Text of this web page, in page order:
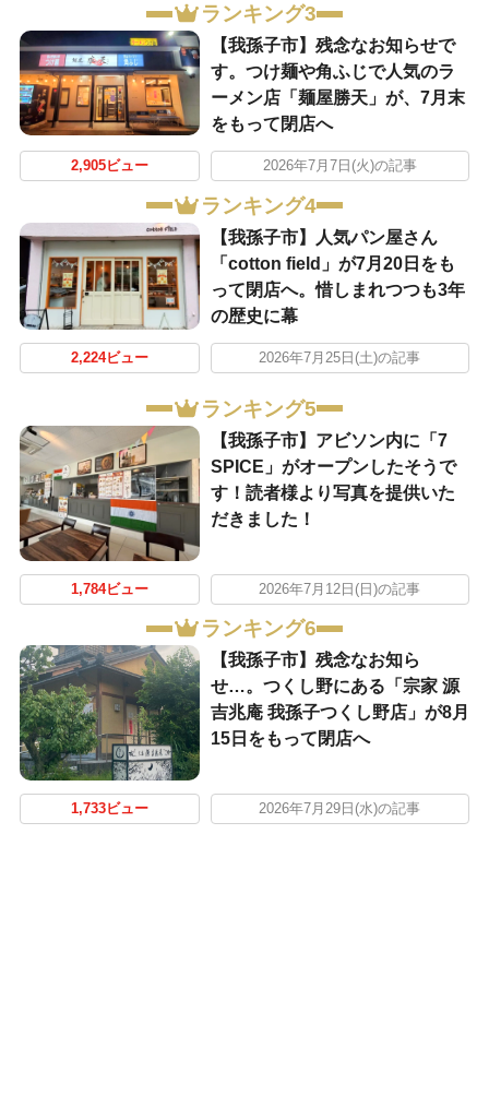
ランキング3
​【我孫子市】残念なお知らせで
す。つけ麺や角ふじで人気のラ
ーメン店「麺屋勝天」が、7月末
をもって閉店へ
2,905ビュー 2026年7月7日(火)の記事
ランキング4
​【我孫子市】人気パン屋さん
「cotton field」が7月20日をも
って閉店へ。惜しまれつつも3年
の歴史に幕
2,224ビュー 2026年7月25日(土)の記事
ランキング5
​【我孫子市】アビソン内に「7
SPICE」がオープンしたそうで
す！読者様より写真を提供いた
だきました！
1,784ビュー 2026年7月12日(日)の記事
ランキング6
【我孫子市】残念なお知ら
せ…。つくし野にある「宗家 源
吉兆庵 我孫子つくし野店」が8月
15日をもって閉店へ
1,733ビュー 2026年7月29日(水)の記事